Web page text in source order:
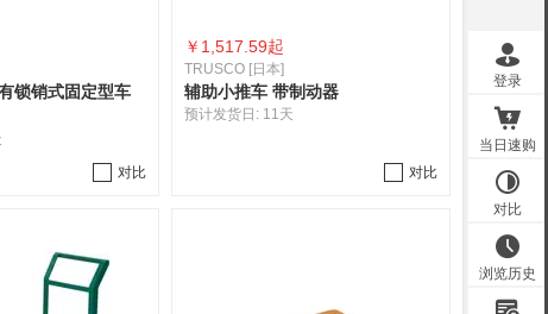
锁销式固定型车
对比
￥ 1,517.59起
TRUSCO [日本]
辅助小推车 带制动器
预计发货日: 11天
对比